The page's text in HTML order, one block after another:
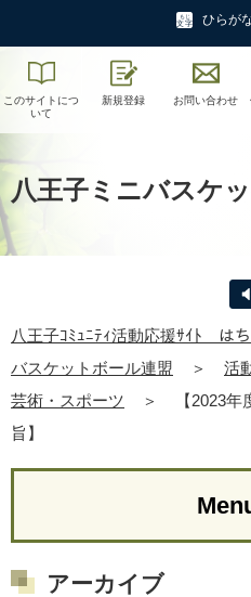
ひらが
このサイトにつ
いて
新規登録 お問い合わせ
八王子ミニバスケ
八王子ｺﾐｭﾆﾃｨ活動応援ｻｲﾄ は
バスケットボール連盟
＞ 活
芸術・スポーツ
＞
【2023
旨】
アーカイブ